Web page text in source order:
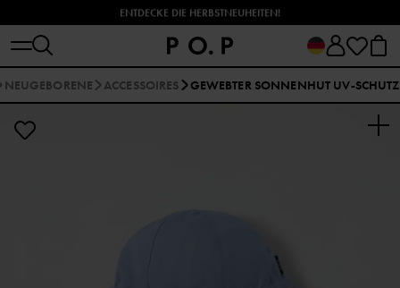
ENTDECKE DIE HERBSTNEUHEITEN!
NEUGEBORENE ACCESSOIRES GEWEBTER SONNENHUT UV-SCHUTZ